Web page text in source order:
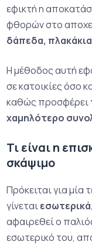
εφικτή η
φθορών στο
δάπεδα,
Η μέθοδος αυτή
σε κατοικίες όσο
καθώς προσφέρει
χαμηλότερο
Τι είναι η
σκάψιμο
Πρόκειται για μία
γίνεταιεσωτερικά
αφαιρεθεί ο
εσωτερικό του,